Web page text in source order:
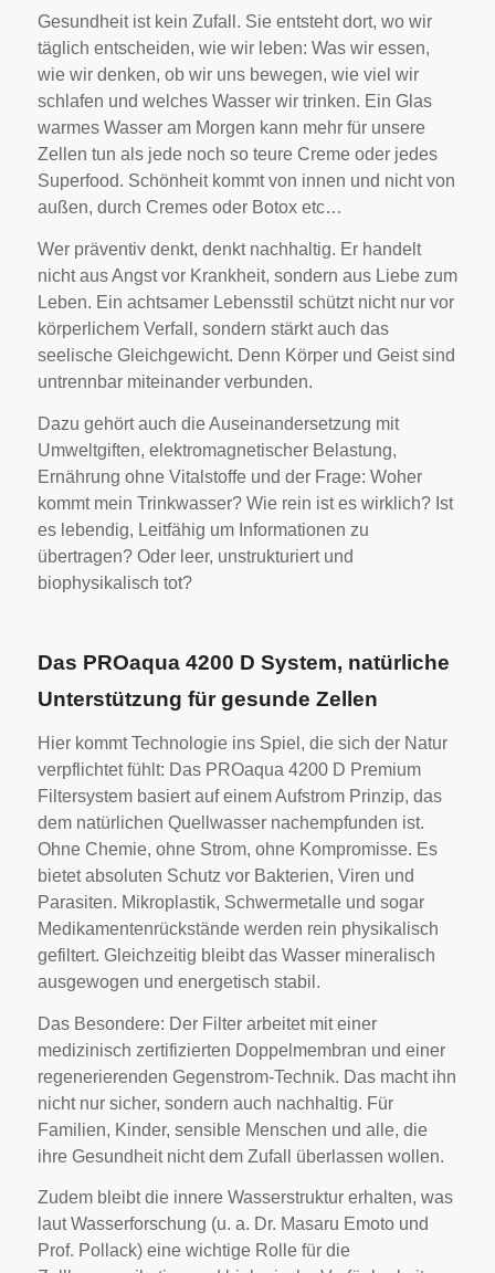
Gesundheit ist kein Zufall. Sie entsteht dort, wo wir
täglich entscheiden, wie wir leben: Was wir essen,
wie wir denken, ob wir uns bewegen, wie viel wir
schlafen und welches Wasser wir trinken. Ein Glas
warmes Wasser am Morgen kann mehr für unsere
Zellen tun als jede noch so teure Creme oder jedes
Superfood. Schönheit kommt von innen und nicht von
außen, durch Cremes oder Botox etc…
Wer präventiv denkt, denkt nachhaltig. Er handelt
nicht aus Angst vor Krankheit, sondern aus Liebe zum
Leben. Ein achtsamer Lebensstil schützt nicht nur vor
körperlichem Verfall, sondern stärkt auch das
seelische Gleichgewicht. Denn Körper und Geist sind
untrennbar miteinander verbunden.
Dazu gehört auch die Auseinandersetzung mit
Umweltgiften, elektromagnetischer Belastung,
Ernährung ohne Vitalstoffe und der Frage: Woher
kommt mein Trinkwasser? Wie rein ist es wirklich? Ist
es lebendig, Leitfähig um Informationen zu
übertragen? Oder leer, unstrukturiert und
biophysikalisch tot?
Das PROaqua 4200 D System, natürliche
Unterstützung für gesunde Zellen
Hier kommt Technologie ins Spiel, die sich der Natur
verpflichtet fühlt: Das PROaqua 4200 D Premium
Filtersystem basiert auf einem Aufstrom Prinzip, das
dem natürlichen Quellwasser nachempfunden ist.
Ohne Chemie, ohne Strom, ohne Kompromisse. Es
bietet absoluten Schutz vor Bakterien, Viren und
Parasiten. Mikroplastik, Schwermetalle und sogar
Medikamentenrückstände werden rein physikalisch
gefiltert. Gleichzeitig bleibt das Wasser mineralisch
ausgewogen und energetisch stabil.
Das Besondere: Der Filter arbeitet mit einer
medizinisch zertifizierten Doppelmembran und einer
regenerierenden Gegenstrom-Technik. Das macht ihn
nicht nur sicher, sondern auch nachhaltig. Für
Familien, Kinder, sensible Menschen und alle, die
ihre Gesundheit nicht dem Zufall überlassen wollen.
Zudem bleibt die innere Wasserstruktur erhalten, was
laut Wasserforschung (u. a. Dr. Masaru Emoto und
Prof. Pollack) eine wichtige Rolle für die